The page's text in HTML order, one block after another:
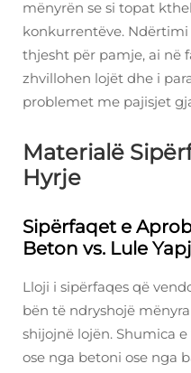
mënyrën se si topat
konkurrentëve.
thjesht për pamje, ai në
zhvillohen lojët dhe i
problemet me pajisjet
Materialë
Hyrje
Sipërfaqet e
Beton vs. Lule
Lloji i sipërfaqes që
bën të ndryshojë
shijojnë lojën. Shumica
ose nga betoni ose nga